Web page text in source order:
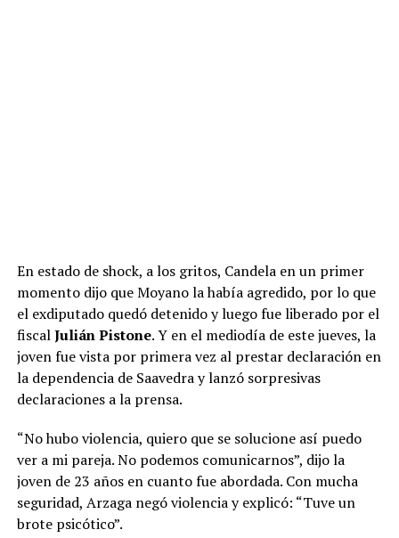
En estado de shock, a los gritos, Candela en un primer
momento dijo que Moyano la había agredido, por lo que
el exdiputado quedó detenido y luego fue liberado por el
fiscalJulián Pistone. Y en el mediodía de este jueves, la
joven fue vista por primera vez al prestar declaración en
la dependencia de Saavedra y lanzó sorpresivas
declaraciones a la prensa.
“No hubo violencia, quiero que se solucione así puedo
ver a mi pareja. No podemos comunicarnos”, dijo la
joven de 23 años en cuanto fue abordada. Con mucha
seguridad, Arzaga negó violencia y explicó: “Tuve un
brote psicótico”.